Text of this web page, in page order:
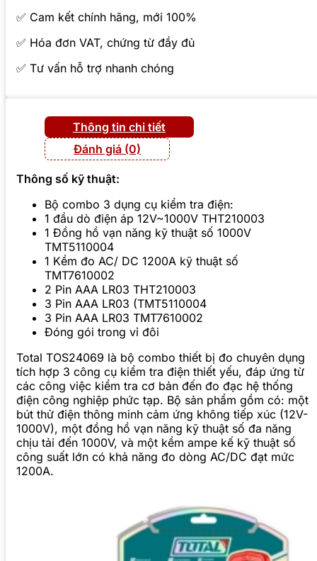
✅ Cam kết chính hãng, mới 100%
✅ Hóa đơn VAT, chứng từ đầy đủ
✅ Tư vấn hỗ trợ nhanh chóng
Thông tin chi tiết
Đánh giá (0)
Thông số kỹ thuật:
Bộ combo 3 dụng cụ kiểm tra điện:
1 đầu dò điện áp 12V~1000V THT210003
1 Đồng hồ vạn năng kỹ thuật số 1000V
TMT5110004
1 Kềm đo AC/ DC 1200A kỹ thuật số
TMT7610002
2 Pin AAA LR03 THT210003
3 Pin AAA LR03 (TMT5110004
3 Pin AAA LR03 TMT7610002
Đóng gói trong vỉ đôi
Total TOS24069 là bộ combo thiết bị đo chuyên dụng
tích hợp 3 công cụ kiểm tra điện thiết yếu, đáp ứng từ
các công việc kiểm tra cơ bản đến đo đạc hệ thống
điện công nghiệp phức tạp. Bộ sản phẩm gồm có: một
bút thử điện thông minh cảm ứng không tiếp xúc (12V-
1000V), một đồng hồ vạn năng kỹ thuật số đa năng
chịu tải đến 1000V, và một kềm ampe kế kỹ thuật số
công suất lớn có khả năng đo dòng AC/DC đạt mức
1200A.